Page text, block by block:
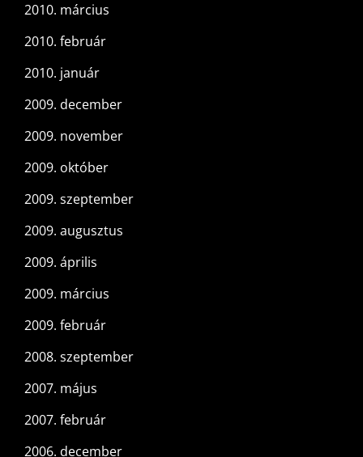
2010. március
2010. február
2010. január
2009. december
2009. november
2009. október
2009. szeptember
2009. augusztus
2009. április
2009. március
2009. február
2008. szeptember
2007. május
2007. február
2006. december